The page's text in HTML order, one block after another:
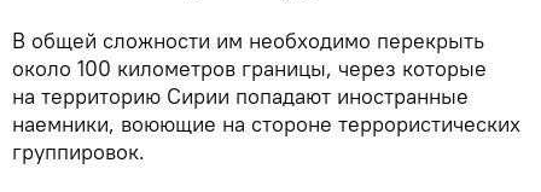
В общей сложности им необходимо перекрыть
около 100 километров границы, через которые
на территорию Сирии попадают иностранные
наемники, воюющие на стороне террористических
группировок.